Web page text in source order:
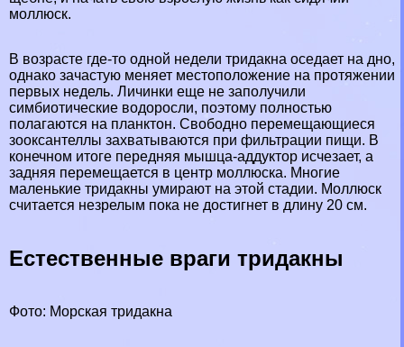
моллюск.
В возрасте где-то одной недели тридакна оседает на дно,
однако зачастую меняет местоположение на протяжении
первых недель. Личинки еще не заполучили
симбиотические водоросли, поэтому полностью
полагаются на планктон. Свободно перемещающиеся
зооксантеллы захватываются при фильтрации пищи. В
конечном итоге передняя мышца-аддуктор исчезает, а
задняя перемещается в центр моллюска. Многие
маленькие тридакны умирают на этой стадии. Моллюск
считается незрелым пока не достигнет в длину 20 см.
Естественные враги тридакны
Фото: Морская тридакна